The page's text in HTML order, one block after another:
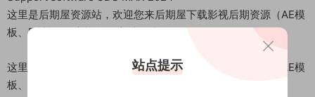
这里是后期屋资源站，欢迎您来后期屋下载影视后期资源（AE模
板、PR模板、音视频频素材各种插件等）
这里是后期屋资源站，欢迎您来后期屋下载影视后期资源（AE模
板、PR模板、音视频频素材各种插件等）
站点提示